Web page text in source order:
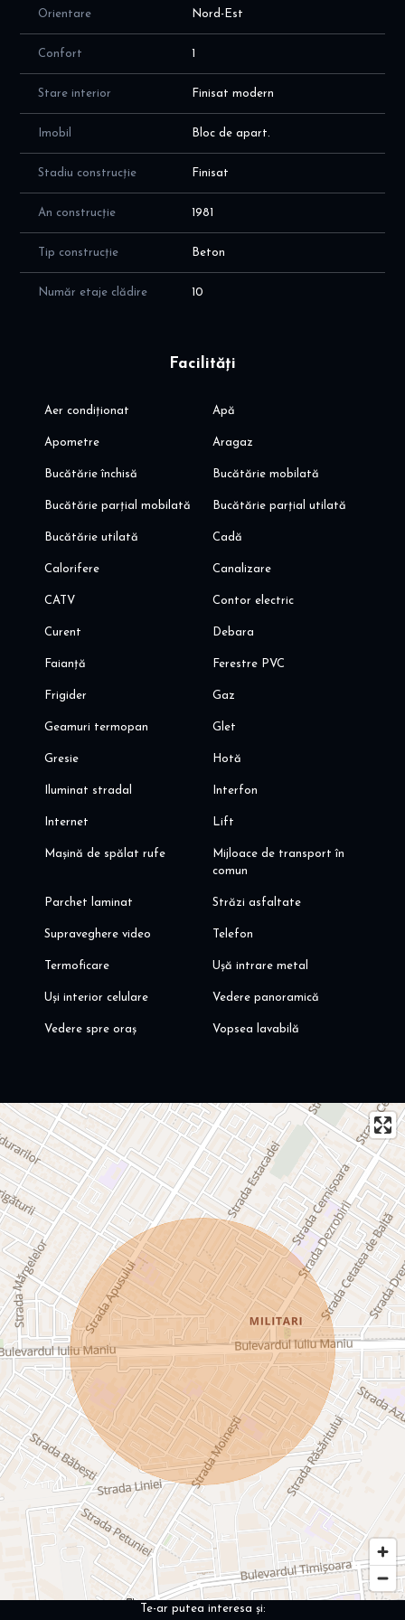
Orientare Nord-Est
Confort 1
Stare interior Finisat modern
Imobil Bloc de apart.
Stadiu construcție Finisat
An construcție 1981
Tip construcție Beton
Număr etaje clădire 10
Facilități
Aer condiționat Apă
Apometre Aragaz
Bucătărie închisă Bucătărie mobilată
Bucătărie parțial mobilată Bucătărie parțial utilată
Bucătărie utilată Cadă
Calorifere Canalizare
CATV Contor electric
Curent Debara
Faianță Ferestre PVC
Frigider Gaz
Geamuri termopan Glet
Gresie Hotă
Iluminat stradal Interfon
Internet Lift
Mașină de spălat rufe
Mijloace de transport în
comun
Parchet laminat Străzi asfaltate
Supraveghere video Telefon
Termoficare Ușă intrare metal
Uși interior celulare Vedere panoramică
Vedere spre oraș Vopsea lavabilă
Te-ar putea interesa și: